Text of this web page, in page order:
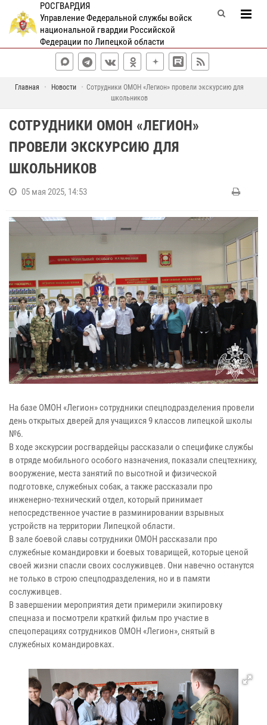
РОСГВАРДИЯ
Управление Федеральной службы войск
национальной гвардии Российской
Федерации по Липецкой области
Главная Новости
Сотрудники ОМОН «Легион» провели экскурсию для
школьников
СОТРУДНИКИ ОМОН «ЛЕГИОН»
ПРОВЕЛИ ЭКСКУРСИЮ ДЛЯ
ШКОЛЬНИКОВ
05 мая 2025, 14:53
На базе ОМОН «Легион» сотрудники спецподразделения провели
день открытых дверей для учащихся 9 классов липецкой школы
№6.
В ходе экскурсии росгвардейцы рассказали о специфике службы
в отряде мобильного особого назначения, показали спецтехнику,
вооружение, места занятий по высотной и физической
подготовке, служебных собак, а также рассказали про
инженерно-технический отдел, который принимает
непосредственное участие в разминировании взрывных
устройств на территории Липецкой области.
В зале боевой славы сотрудники ОМОН рассказали про
служебные командировки и боевых товарищей, которые ценой
своей жизни спасли своих сослуживцев. Они навечно останутся
не только в строю спецподразделения, но и в памяти
сослуживцев.
В завершении мероприятия дети примерили экипировку
спецназа и посмотрели краткий фильм про участие в
спецоперациях сотрудников ОМОН «Легион», снятый в
служебных командировках.